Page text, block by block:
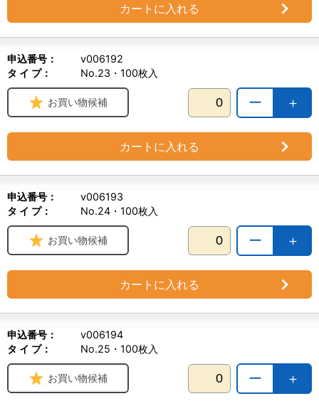
カートに入れる
申込番号：
v006192
タ イ プ：
No.23・100枚入
＋
ー
お買い物候補
カートに入れる
申込番号：
v006193
タ イ プ：
No.24・100枚入
＋
ー
お買い物候補
カートに入れる
申込番号：
v006194
タ イ プ：
No.25・100枚入
＋
ー
お買い物候補